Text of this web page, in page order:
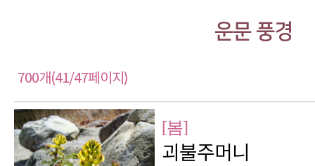
운문 풍경
700개(41/47페이지)
[봄]
괴불주머니